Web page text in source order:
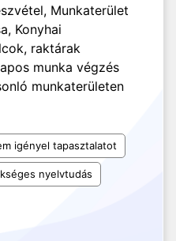
Munkaterület
Konyhai
raktárak
munka végzés
munkaterületen
igényel tapasztalatot
nyelvtudás